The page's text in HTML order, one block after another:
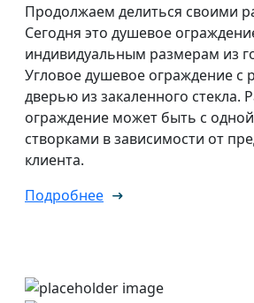
Продолжаем делиться своими
Сегодня это душевое
индивидуальным размерам из
Угловое душевое ограждение с
дверью из закаленного стекла.
ограждение может быть с
створками в зависимости от
клиента.
Подробнее